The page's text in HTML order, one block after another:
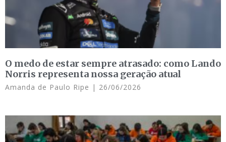
O medo de estar sempre atrasado: como Lando
Norris representa nossa geração atual
Amanda de Paulo Ripe 26/06/2026